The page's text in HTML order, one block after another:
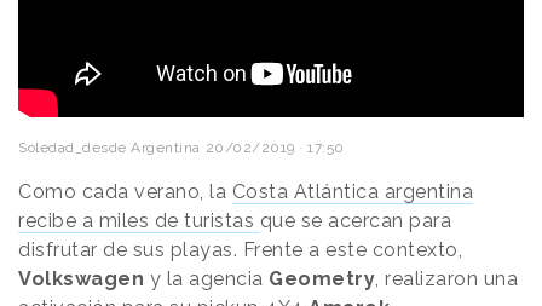
Soledad_desde Argentina 20/02/2019 · 17:50
Como cada verano, la Costa Atlántica argentina
recibe a miles de turistas que se acercan para
disfrutar de sus playas. Frente a este contexto,
Volkswagen y la agencia Geometry, realizaron una